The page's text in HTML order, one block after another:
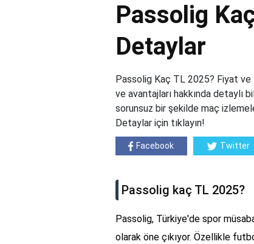
Passolig
Detaylar
Passolig Kaç TL 2025? Fiyat ve
ve avantajları hakkında detaylı
sorunsuz bir şekilde maç
Detaylar için tıklayın!
Facebook Twitter
Passolig kaç TL 2025?
Passolig, Türkiye'de spor
olarak öne çıkıyor. Özellikle